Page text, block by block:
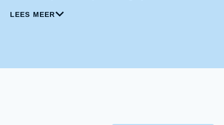
LEES MEER